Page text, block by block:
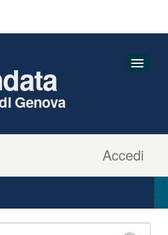
Accedi
Genova